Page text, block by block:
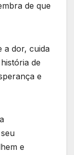
de que
a dor, cuida
de
e
e